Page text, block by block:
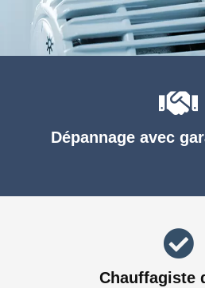
Dépannage avec
Chauffagiste